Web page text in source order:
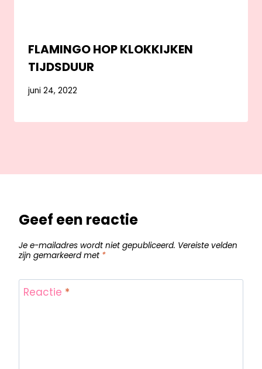
FLAMINGO HOP KLOKKIJKEN
TIJDSDUUR
juni 24, 2022
Geef een reactie
Je e-mailadres wordt niet gepubliceerd. Vereiste velden
zijn gemarkeerd met *
Reactie *